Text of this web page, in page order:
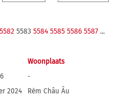
5582 5583 5584 5585 5586 5587 ...
Woonplaats
-
2024
Rèm Châu Âu